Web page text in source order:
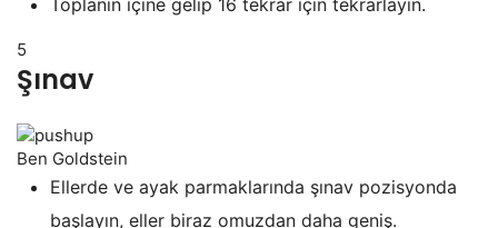
Toplanın içine gelip 16 tekrar için tekrarlayın.
5
Şınav
Ben Goldstein
Ellerde ve ayak parmaklarında şınav pozisyonda
başlayın, eller biraz omuzdan daha geniş.